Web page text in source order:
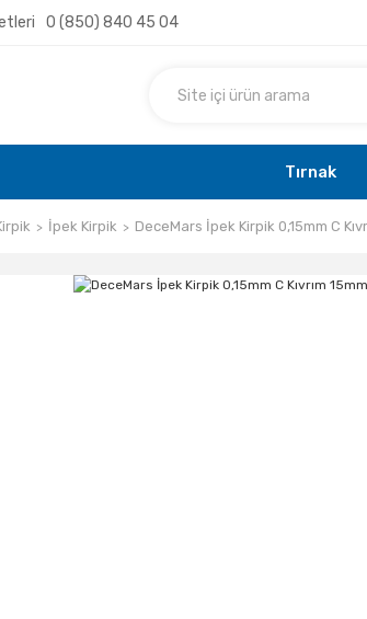
0 (850) 840 45 04
Tırnak
İpek Kirpik DeceMars İpek Kirpik 0,15mm C